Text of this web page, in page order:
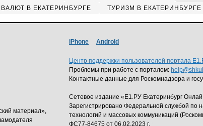
В ЕКАТЕРИНБУРГЕ ТУРИЗМ В ЕКАТЕРИНБУРГЕ
материал»,
iPhone Android
Центр поддержки пользователей портала
Проблемы при работе с порталом:
Контактные данные для Роскомнадзора и
Сетевое издание «Е1.РУ Екатеринбург
Зарегистрировано Федеральной службой по
технологий и массовых коммуникаций
ФС77-84675 от 06.02.2023 г.